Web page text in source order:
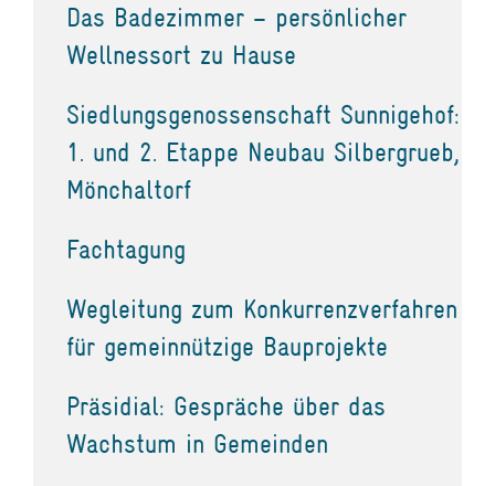
Das Badezimmer – persönlicher
Wellnessort zu Hause
Siedlungsgenossenschaft Sunnigehof:
1. und 2. Etappe Neubau Silbergrueb,
Mönchaltorf
Fachtagung
Wegleitung zum Konkurrenzverfahren
für gemeinnützige Bauprojekte
Präsidial: Gespräche über das
Wachstum in Gemeinden